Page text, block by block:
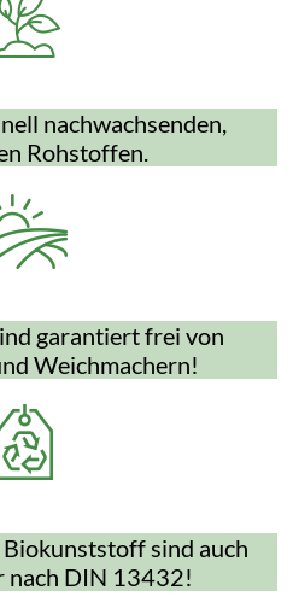
nachwachsenden,
Rohstoffen.
garantiert frei von
Weichmachern!
sind auch
nach DIN 13432!